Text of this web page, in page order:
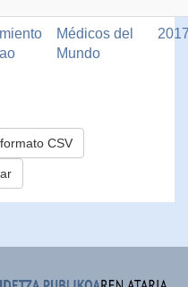
Médicos del
Mundo
CSV